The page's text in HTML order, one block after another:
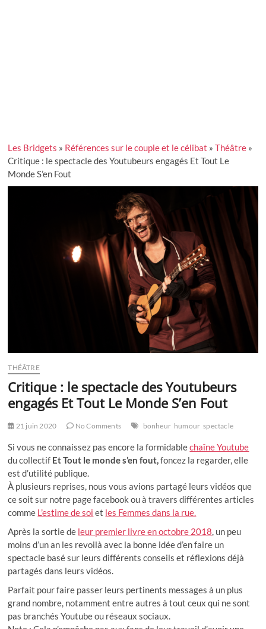
Les Bridgets » Références sur le couple et le célibat »Théâtre »
Critique : le spectacle des Youtubeurs engagés Et Tout Le
Monde S’en Fout
THÉÂTRE
Critique : le spectacle des Youtubeurs
engagés Et Tout Le Monde S’en Fout
21 juin 2020 No Comments bonheur humour spectacle
Si vous ne connaissez pas encore la formidablechaîne Youtube
du collectif Et Tout le monde s’en fout,foncez la regarder, elle
est d’utilité publique.
À plusieurs reprises, nous vous avions partagé leurs vidéos que
ce soit sur notre page facebook ou à travers différentes articles
comme L’estime de soi et les Femmes dans la rue.
Après la sortie de leur premier livre en octobre 2018, un peu
moins d’un an les revoilà avec la bonne idée d’en faire un
spectacle basé sur leurs différents conseils et réflexions déjà
partagés dans leurs vidéos.
Parfait pour faire passer leurs pertinents messages à un plus
grand nombre, notamment entre autres à tout ceux qui ne sont
pas branchés Youtube ou réseaux sociaux.